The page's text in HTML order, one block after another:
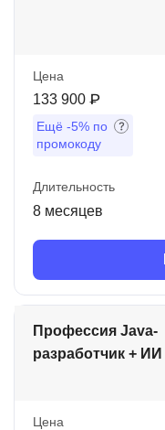
Цена
133 900 ₽
Ещё -5% по
промокоду
Длительность
8 месяцев
Профессия Java-
разработчик + ИИ
Цена